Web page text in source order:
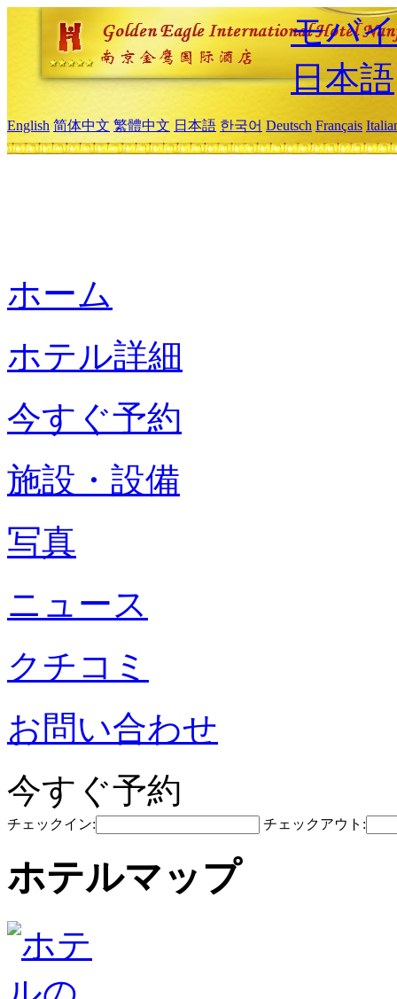
モバ
日本語
English 简体中文 繁體中文 日本語 한국어 Deutsch Français
ホーム
ホテル詳細
今すぐ予約
施設・設備
写真
ニュース
クチコミ
お問い合わせ
今すぐ予約
チェックイン: チェックアウト:
ホテルマップ